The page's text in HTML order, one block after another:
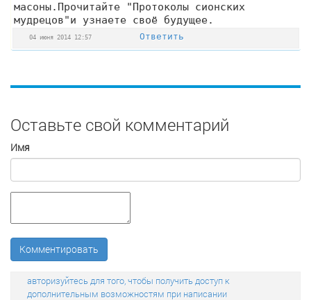
масоны.Прочитайте "Протоколы сионских
мудрецов"и узнаете своё будущее.
04 июня 2014 12:57 Ответить
Оставьте свой комментарий
Имя
Комментировать
авторизуйтесь для того, чтобы получить доступ к
дополнительным возможностям при написании